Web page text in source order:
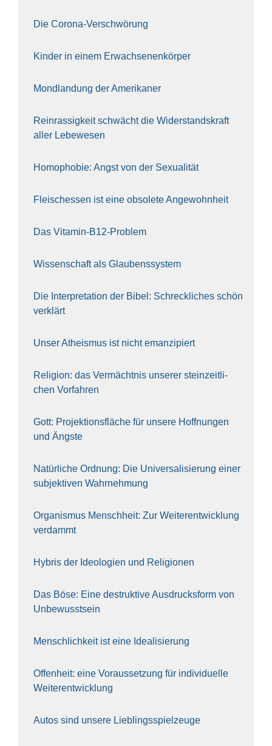
Die Coro­na-Ver­schwö­rung
Kin­der in einem Erwach­se­nen­kör­per
Mond­lan­dung der Ame­ri­ka­ner
Rein­ras­sig­keit schwächt die Wider­stands­kraft
aller Lebe­we­sen
Homo­pho­bie: Angst von der Sexua­li­tät
Fleisch­essen ist eine obso­le­te An‍ge‍wohn‍heit
Das Vit­amin-B12-Pro­blem
Wis­sen­schaft als Glau­bens­sys­tem
Die Inter­pre­ta­ti­on der Bibel: Schreck­li­ches schön
ver­klärt
Unser Athe­is­mus ist nicht eman­zi­piert
Reli­gi­on: das Ver­mächt­nis unse­rer stein­zeit­li­
chen Vor­fah­ren
Gott: Pro­jek­ti­ons­flä­che für unse­re Hoff­nun­gen
und Ängs­te
Natür­li­che Ord­nung: Die Uni­ver­sa­li­sie­rung einer
sub­jek­ti­ven Wahr­neh­mung
Orga­nis­mus Mensch­heit: Zur Wei­ter­ent­wick­lung
ver­dammt
Hybris der Ideo­lo­gien und Reli­gio­nen
Das Böse: Eine destruk­ti­ve Aus­drucks­form von
Unbe­wusst­sein
Mensch­lich­keit ist eine Idea­li­sie­rung
Offen­heit: eine Vor­aus­set­zung für indi­vi­du­el­le
Wei­ter­ent­wick­lung
Autos sind unse­re Lieb­lings­spiel­zeu­ge